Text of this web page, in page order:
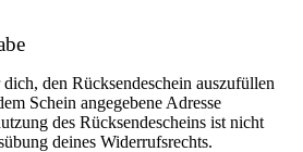
den Rücksendeschein auszufüllen
Schein angegebene Adresse
des Rücksendescheins ist nicht
deines Widerrufsrechts.